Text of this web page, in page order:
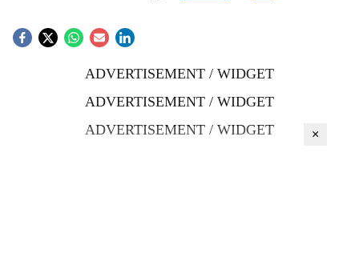
ADVERTISEMENT / WIDGET
ADVERTISEMENT / WIDGET
ADVERTISEMENT / WIDGET
×